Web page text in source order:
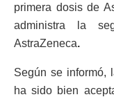
primera dosis de
administra la
AstraZeneca.
Según se informó,
ha sido bien